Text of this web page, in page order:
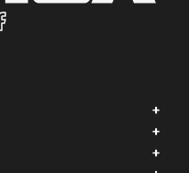
+
+
+